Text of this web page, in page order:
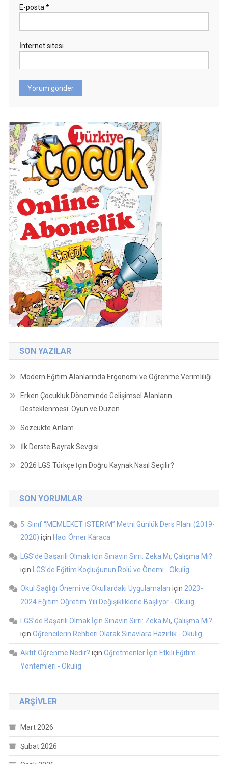
E-posta *
İnternet sitesi
SON YAZILAR
Modern Eğitim Alanlarında Ergonomi ve Öğrenme Verimliliği
Erken Çocukluk Döneminde Gelişimsel Alanların
Desteklenmesi: Oyun ve Düzen
Sözcükte Anlam
İlk Derste Bayrak Sevgisi
2026 LGS Türkçe İçin Doğru Kaynak Nasıl Seçilir?
SON YORUMLAR
5. Sınıf “MEMLEKET İSTERİM” Metni Günlük Ders Planı (2019-
2020) için Hacı Ömer Karaca
LGS’de Başarılı Olmak İçin Sınavın Sırrı: Zeka Mı, Çalışma Mı?
için
LGS'de Eğitim Koçluğunun Rolü ve Önemi - Okulig
Okul Sağlığı Önemi ve Okullardaki Uygulamaları için 2023-
2024 Eğitim Öğretim Yılı Değişikliklerle Başlıyor - Okulig
LGS’de Başarılı Olmak İçin Sınavın Sırrı: Zeka Mı, Çalışma Mı?
için Öğrencilerin Rehberi Olarak Sınavlara Hazırlık - Okulig
Aktif Öğrenme Nedir? için Öğretmenler İçin Etkili Eğitim
Yöntemleri - Okulig
ARŞIVLER
Mart 2026
Şubat 2026